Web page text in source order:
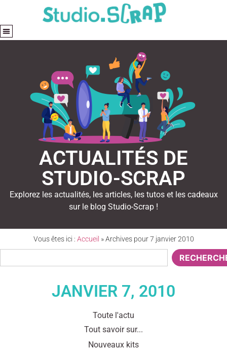
ACTUALITÉS DE
STUDIO-SCRAP
Explorez les actualités, les articles, les tutos et les cadeaux
sur le blog Studio-Scrap !
Vous êtes ici : Accueil »Archives pour 7 janvier 2010
JANVIER 7, 2010
Toute l'actu
Tout savoir sur...
Nouveaux kits